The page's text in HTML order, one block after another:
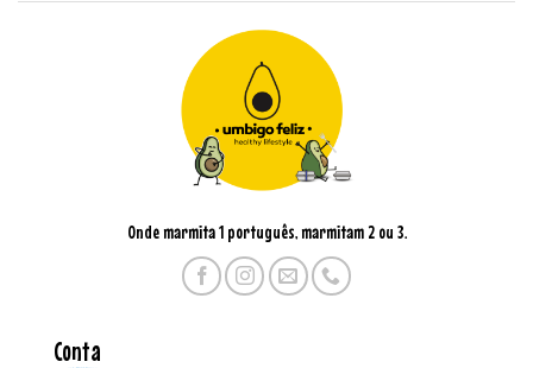
Onde marmita 1 português, marmitam 2 ou 3.
Conta